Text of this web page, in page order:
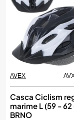
AVEX
Casca Ciclism
marime L (59 -
BRNO